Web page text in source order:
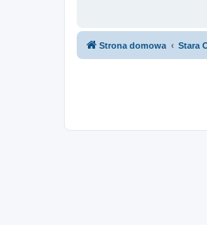
Strona domowa Stara